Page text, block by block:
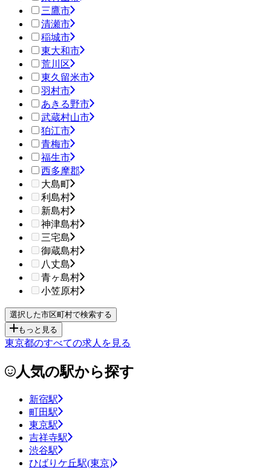
三鷹市
清瀬市
稲城市
東大和市
荒川区
東久留米市
羽村市
あきる野市
武蔵村山市
狛江市
青梅市
福生市
西多摩郡
大島町
利島村
新島村
神津島村
三宅島
御蔵島村
八丈島
青ヶ島村
小笠原村
もっと見る
東京都のすべての求人を見る
人気の駅から探す
新宿駅
町田駅
東京駅
吉祥寺駅
渋谷駅
ひばりケ丘駅(東京)